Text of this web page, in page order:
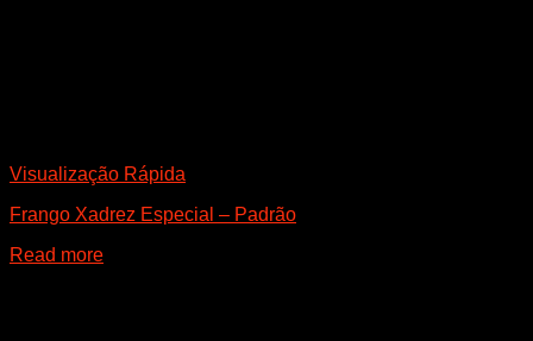
Visualização Rápida
Frango Xadrez Especial – Padrão
Read more